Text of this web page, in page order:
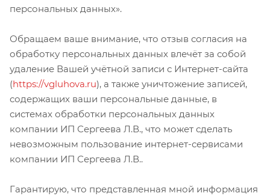
персональных данных».
Обращаем ваше внимание, что отзыв согласия на
обработку персональных данных влечёт за собой
удаление Вашей учётной записи с Интернет-сайта
(https://vgluhova.ru), а также уничтожение записей,
содержащих ваши персональные данные, в
системах обработки персональных данных
компании ИП Сергеева Л.В., что может сделать
невозможным пользование интернет-сервисами
компании ИП Сергеева Л.В..
Гарантирую, что представленная мной информация